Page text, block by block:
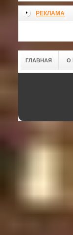
РЕКЛАМА
ГЛАВНАЯ О